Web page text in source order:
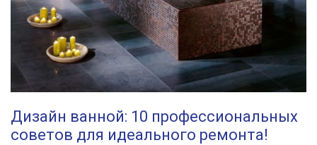
Дизайн ванной: 10 профессиональных
советов для идеального ремонта!